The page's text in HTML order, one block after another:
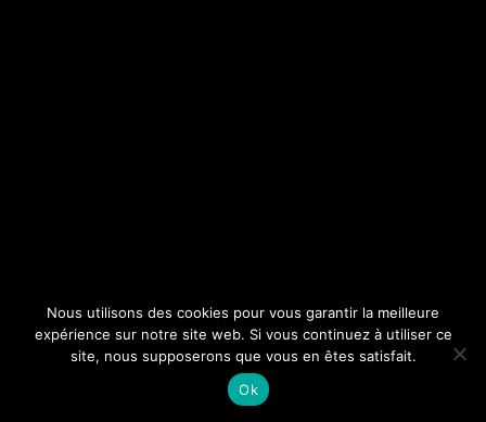
Nous utilisons des cookies pour vous garantir la meilleure
expérience sur notre site web. Si vous continuez à utiliser ce
site, nous supposerons que vous en êtes satisfait.
Ok